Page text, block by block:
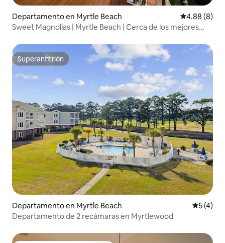
Departamento en Myrtle Beach Calificación
4.88 (8)
Sweet Magnolias | Myrtle Beach | Cerca de los mejores
Superanfitrión
Superanfitrión
Departamento en Myrtle Beach
5 (4)
Departamento de 2 recámaras en Myrtlewood